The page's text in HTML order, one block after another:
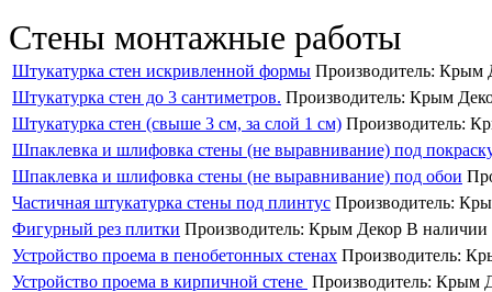
Стены монтажные работы
Штукатурка стен искривленной формы Производитель: Крым
Штукатурка стен до 3 сантиметров. Производитель: Крым
Штукатурка стен (свыше 3 см, за слой 1 см) Производитель:
Шпаклевка и шлифовка стены (не выравнивание) под
Шпаклевка и шлифовка стены (не выравнивание) под обои
Частичная штукатурка стены под плинтус Производитель:
Фигурный рез плитки Производитель: Крым Декор В наличии
Устройство проема в пенобетонных стенах Производитель:
Устройство проема в кирпичной стене Производитель: Крым